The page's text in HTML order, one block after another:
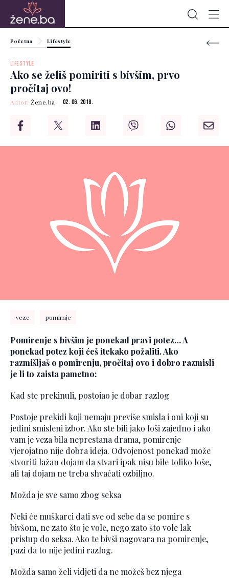
Početna Lifestyle
LIFESTYLE
Ako se želiš pomiriti s bivšim, prvo
pročitaj ovo!
Autor:Žene.ba 02. 06. 2018.
veze pomirnje
Pomirenje s bivšim je ponekad pravi potez… A
ponekad potez koji ćeš itekako požaliti. Ako
razmišljaš o pomirenju, pročitaj ovo i dobro razmisli
je li to zaista pametno:
Kad ste prekinuli, postojao je dobar razlog
Postoje prekidi koji nemaju previše smisla i oni koji su
jedini smisleni izbor. Ako ste bili jako loši zajedno i ako
vam je veza bila neprestana drama, pomirenje
vjerojatno nije dobra ideja. Odvojenost ponekad može
stvoriti lažan dojam da stvari ipak nisu bile toliko loše,
ali taj dojam ne treba shvaćati ozbiljno.
Možda je sve samo zbog seksa
Neki će muškarci dati sve od sebe da se pomire s
bivšom, ne zato što je vole, nego zato što vole lak
pristup do seksa. Ako te bivši nagovara na pomirenje,
pazi da to nije jedini razlog.
Možda samo želi vidjeti da ne možeš bez njega